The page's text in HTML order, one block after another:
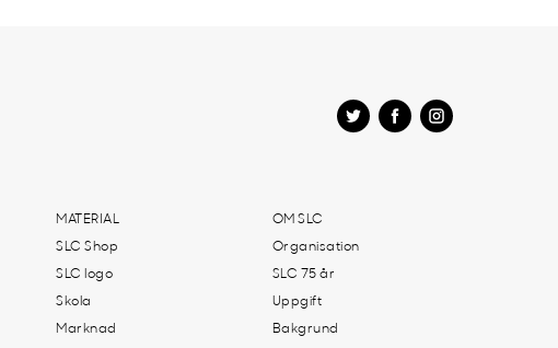
MATERIAL
SLC Shop
SLC logo
Skola
Marknad
OM SLC
Organisation
SLC 75 år
Uppgift
Bakgrund